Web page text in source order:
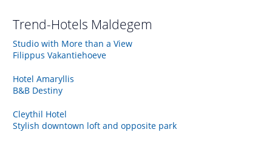
Trend-Hotels Maldegem
Studio with More than a View
Filippus Vakantiehoeve
Hotel Amaryllis
B&B Destiny
Cleythil Hotel
Stylish downtown loft and opposite park